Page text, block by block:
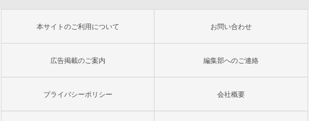
本サイトのご利用について お問い合わせ
広告掲載のご案内 編集部へのご連絡
プライバシーポリシー 会社概要